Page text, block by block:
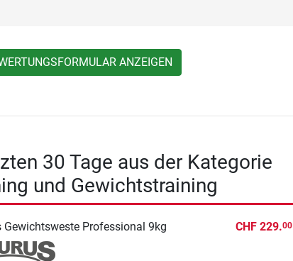
ANZEIGEN
30 Tage aus der Kategorie
und Gewichtstraining
Gewichtsweste Professional 9kg CHF 229.00